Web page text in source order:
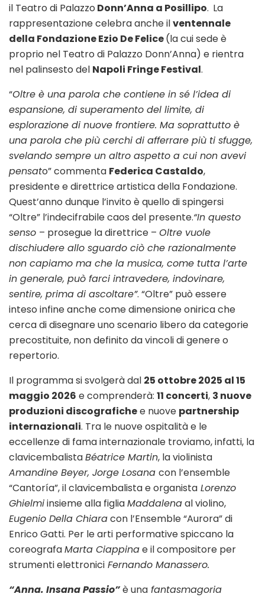
il Teatro di Palazzo Donn’Anna a Posillipo. La
rappresentazione celebra anche ilventennale
della Fondazione Ezio De Felice(la cui sede è
proprio nel Teatro di Palazzo Donn’Anna) e rientra
nel palinsesto del Napoli Fringe Festival.
“Oltre è una parola che contiene in sé l’idea di
espansione, di superamento del limite, di
esplorazione di nuove frontiere. Ma soprattutto è
una parola che più cerchi di afferrare più ti sfugge,
svelando sempre un altro aspetto a cui non avevi
pensato” commenta Federica Castaldo,
presidente e direttrice artistica della Fondazione.
Quest’anno dunque l’invito è quello di spingersi
“Oltre” l’indecifrabile caos del presente.“In questo
senso – prosegue la direttrice – Oltre vuole
dischiudere allo sguardo ciò che razionalmente
non capiamo ma che la musica, come tutta l’arte
in generale, può farci intravedere, indovinare,
sentire, prima di ascoltare”. “Oltre” può essere
inteso infine anche come dimensione onirica che
cerca di disegnare uno scenario libero da categorie
precostituite, non definito da vincoli di genere o
repertorio.
Il programma si svolgerà dal 25 ottobre 2025 al 15
maggio 2026 e comprenderà: 11 concerti, 3 nuove
produzioni discografichee nuove partnership
internazionali. Tra le nuove ospitalità e le
eccellenze di fama internazionale troviamo, infatti, la
clavicembalistaBéatrice Martin, la violinista
Amandine Beyer, Jorge Losana con l’ensemble
“Cantoría”, il clavicembalista e organista Lorenzo
Ghielmiinsieme alla figliaMaddalenaal violino,
Eugenio Della Chiaracon l’Ensemble “Aurora” di
Enrico Gatti. Per le arti performative spiccano la
coreografaMarta Ciappinae il compositore per
strumenti elettronici Fernando Manassero.
“Anna. Insana Passio”è una fantasmagoria